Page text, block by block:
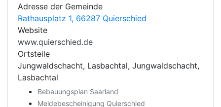
Adresse der Gemeinde
Rathausplatz 1, 66287 Quierschied
Website
www.quierschied.de
Ortsteile
Jungwaldschacht, Lasbachtal, Jungwaldschacht,
Lasbachtal
Bebauungsplan Saarland
Meldebescheinigung Quierschied